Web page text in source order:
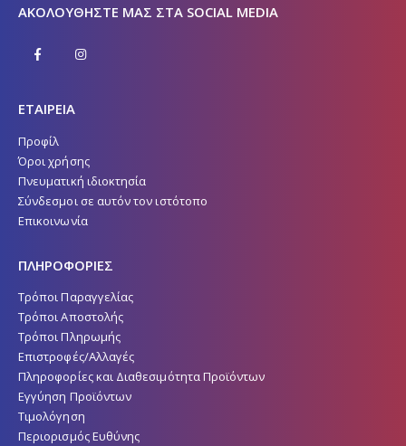
ΑΚΟΛΟΥΘΉΣΤΕ ΜΑΣ ΣΤΑ SOCIAL MEDIA
ΕΤΑΙΡΕΙΑ
Προφίλ
Όροι χρήσης
Πνευματική ιδιοκτησία
Σύνδεσμοι σε αυτόν τον ιστότοπο
Επικοινωνία
ΠΛΗΡΟΦΟΡΙΕΣ
Τρόποι Παραγγελίας
Τρόποι Αποστολής
Τρόποι Πληρωμής
Επιστροφές/Αλλαγές
Πληροφορίες και Διαθεσιμότητα Προϊόντων
Εγγύηση Προϊόντων
Τιμολόγηση
Περιορισμός Ευθύνης